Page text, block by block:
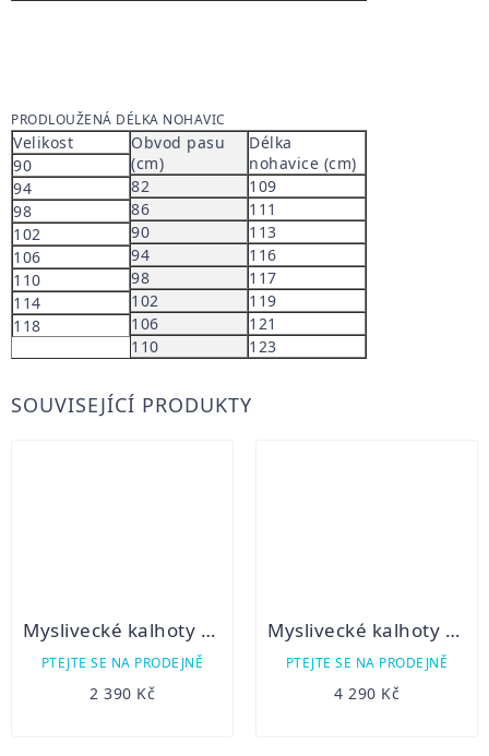
PRODLOUŽENÁ DÉLKA NOHAVIC
Velikost
90
94
98
102
106
110
114
118
Obvod pasu
(cm)
82
86
90
94
98
102
106
110
Délka
nohavice (cm)
109
111
113
116
117
119
121
123
SOUVISEJÍCÍ PRODUKTY
Myslivecké kalhoty DOVER
PTEJTE SE NA PRODEJNĚ
2 390 Kč
Myslivecké kalhoty kožené Carl Mayer Rabenau
PTEJTE SE NA PRODEJNĚ
4 290 Kč